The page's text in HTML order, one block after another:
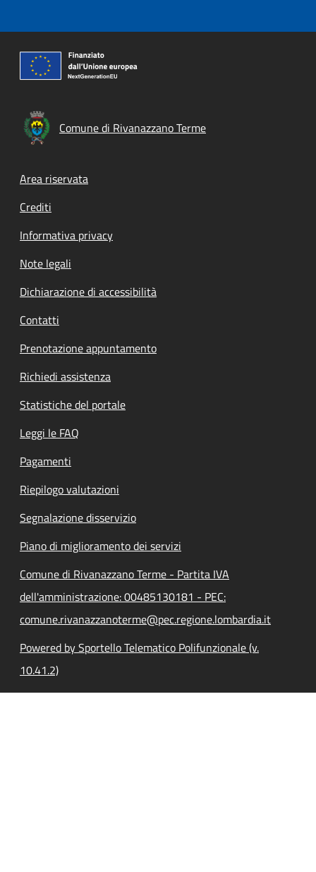
Comune di Rivanazzano Terme
Footer menu
Area riservata
Crediti
Informativa privacy
Note legali
Dichiarazione di accessibilità
Contatti
Prenotazione appuntamento
Richiedi assistenza
Statistiche del portale
Leggi le FAQ
Pagamenti
Riepilogo valutazioni
Segnalazione disservizio
Piano di miglioramento dei servizi
Comune di Rivanazzano Terme - Partita IVA
dell'amministrazione: 00485130181 - PEC:
comune.rivanazzanoterme@pec.regione.lombardia.it
Powered by Sportello Telematico Polifunzionale (v.
10.41.2)